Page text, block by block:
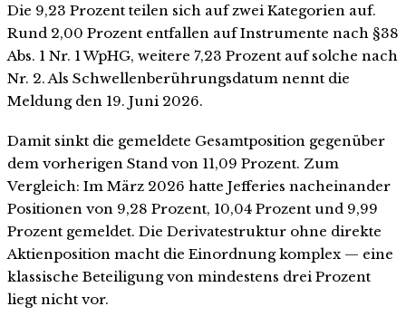
Die 9,23 Prozent teilen sich auf zwei Kategorien auf.
Rund 2,00 Prozent entfallen auf Instrumente nach §38
Abs. 1 Nr. 1 WpHG, weitere 7,23 Prozent auf solche nach
Nr. 2. Als Schwellenberührungsdatum nennt die
Meldung den 19. Juni 2026.
Damit sinkt die gemeldete Gesamtposition gegenüber
dem vorherigen Stand von 11,09 Prozent. Zum
Vergleich: Im März 2026 hatte Jefferies nacheinander
Positionen von 9,28 Prozent, 10,04 Prozent und 9,99
Prozent gemeldet. Die Derivatestruktur ohne direkte
Aktienposition macht die Einordnung komplex — eine
klassische Beteiligung von mindestens drei Prozent
liegt nicht vor.